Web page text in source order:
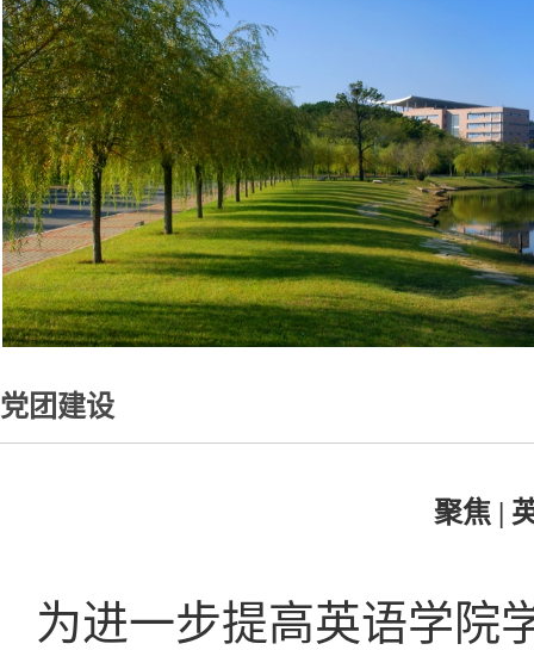
党团建设
聚焦 |
为进一步提高英语学院